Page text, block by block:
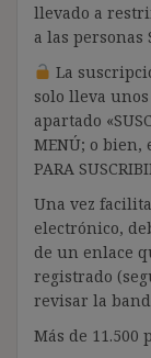
llevado a
a las personas
La
solo lleva
apartado
MENÚ; o bien,
PARA
Una vez
electrónico,
de un enlace
registrado
revisar la
Más de 11.500